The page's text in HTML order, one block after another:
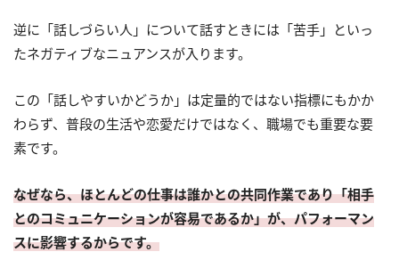
逆に「話しづらい人」について話すときには「苦手」といっ
たネガティブなニュアンスが入ります。
この「話しやすいかどうか」は定量的ではない指標にもかか
わらず、普段の生活や恋愛だけではなく、職場でも重要な要
素です。
なぜなら、ほとんどの仕事は誰かとの共同作業であり「相手
とのコミュニケーションが容易であるか」が、パフォーマン
スに影響するからです。